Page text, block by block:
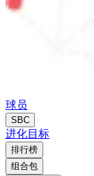
球员
SBC
进化目标
排行榜
组合包